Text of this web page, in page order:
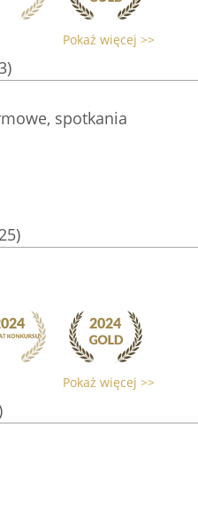
Pokaż więcej >>
spotkania
Pokaż więcej >>